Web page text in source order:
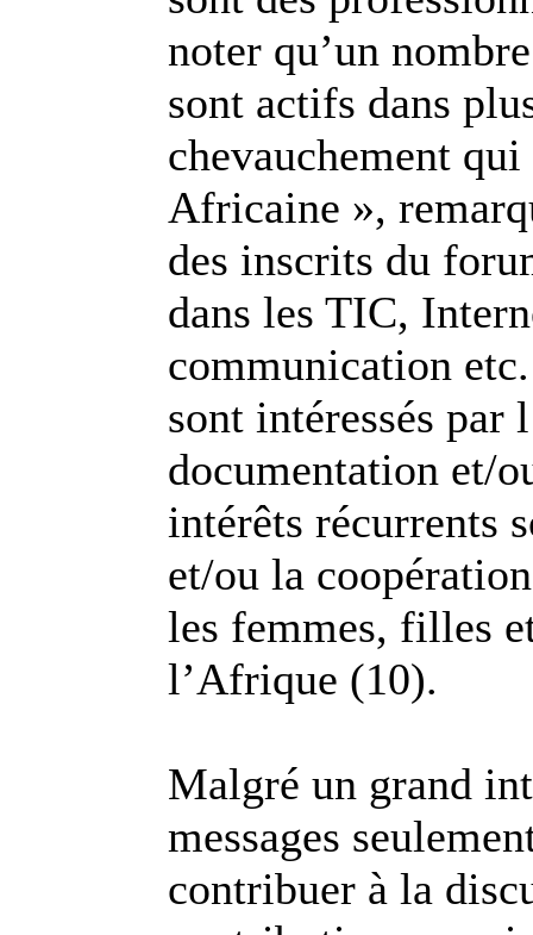
noter qu’un
sont actifs dans
chevauchement
Africaine »,
des inscrits du
dans les TIC,
communication
sont intéressés par
documentation et/
intérêts récurrents
et/ou la
les femmes, filles
l’Afrique (10).
Malgré un grand
messages
contribuer à la